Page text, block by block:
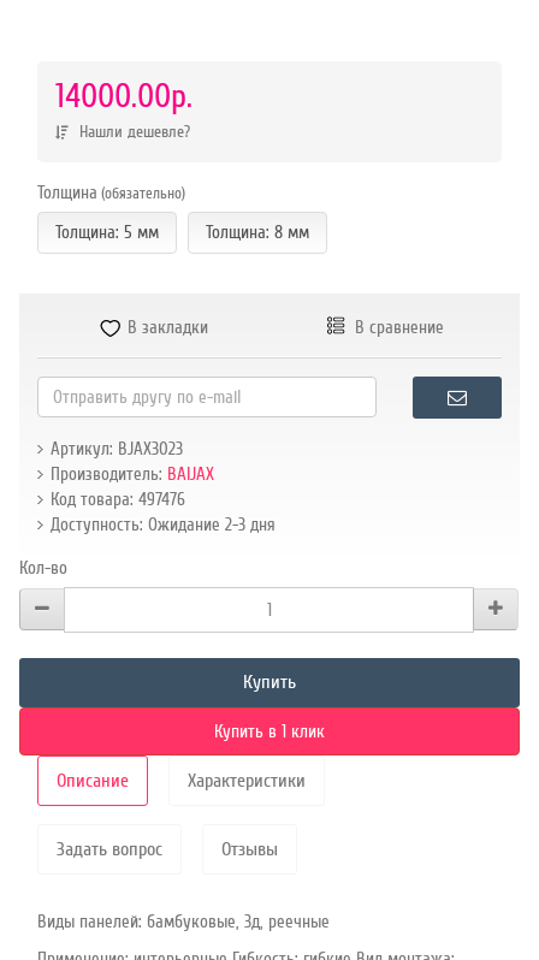
14000.00р.
Нашли дешевле?
Толщина (обязательно)
Толщина: 5 мм Толщина: 8 мм
В закладки В сравнение
Артикул: BJAX3023
Производитель: BAIJAX
Код товара: 497476
Доступность: Ожидание 2-3 дня
Кол-во
Купить
Купить в 1 клик
Описание Характеристики
Задать вопрос Отзывы
Виды панелей: бамбуковые, 3д, реечные